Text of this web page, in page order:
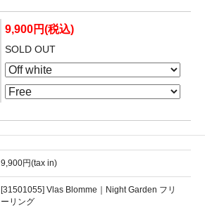
9,900円(税込)
SOLD OUT
9,900円(tax in)
[31501055] Vlas Blomme｜Night Garden フリ
ーリング